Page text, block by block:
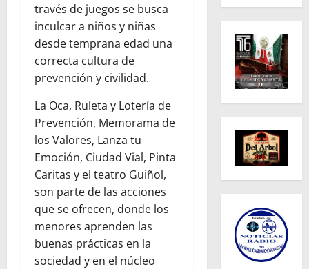
través de juegos se busca
inculcar a niños y niñas
desde temprana edad una
correcta cultura de
prevención y civilidad.
La Oca, Ruleta y Lotería de
Prevención, Memorama de
los Valores, Lanza tu
Emoción, Ciudad Vial, Pinta
Caritas y el teatro Guiñol,
son parte de las acciones
que se ofrecen, donde los
menores aprenden las
buenas prácticas en la
sociedad y en el núcleo